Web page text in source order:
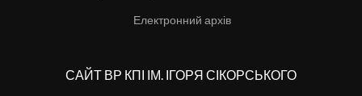
Електронний архів
САЙТ ВР КПІ ІМ. ІГОРЯ СІКОРСЬКОГО